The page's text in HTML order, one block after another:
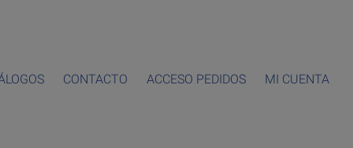
CONTACTO ACCESO PEDIDOS MI CUENTA